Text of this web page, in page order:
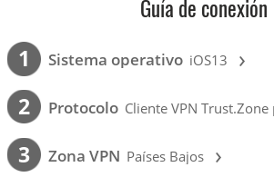
Guía de conexión
1 Sistema operativo iOS13 ›
2 Protocolo Cliente VPN Trust.Zone
3 Zona VPN Países Bajos ›